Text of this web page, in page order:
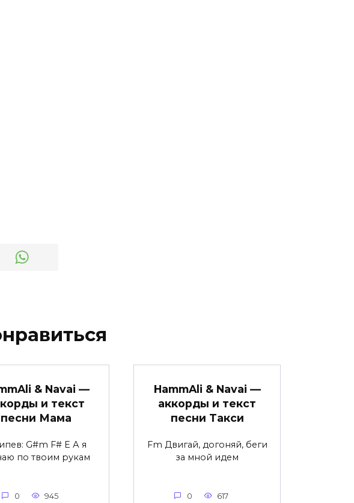
& Navai —
и текст
песни Мама
G#m F# E А я
по твоим рукам
0 945
HammAli & Navai —
аккорды и текст
песни Такси
Fm Двигай, догоняй, беги
за мной идем
0 617